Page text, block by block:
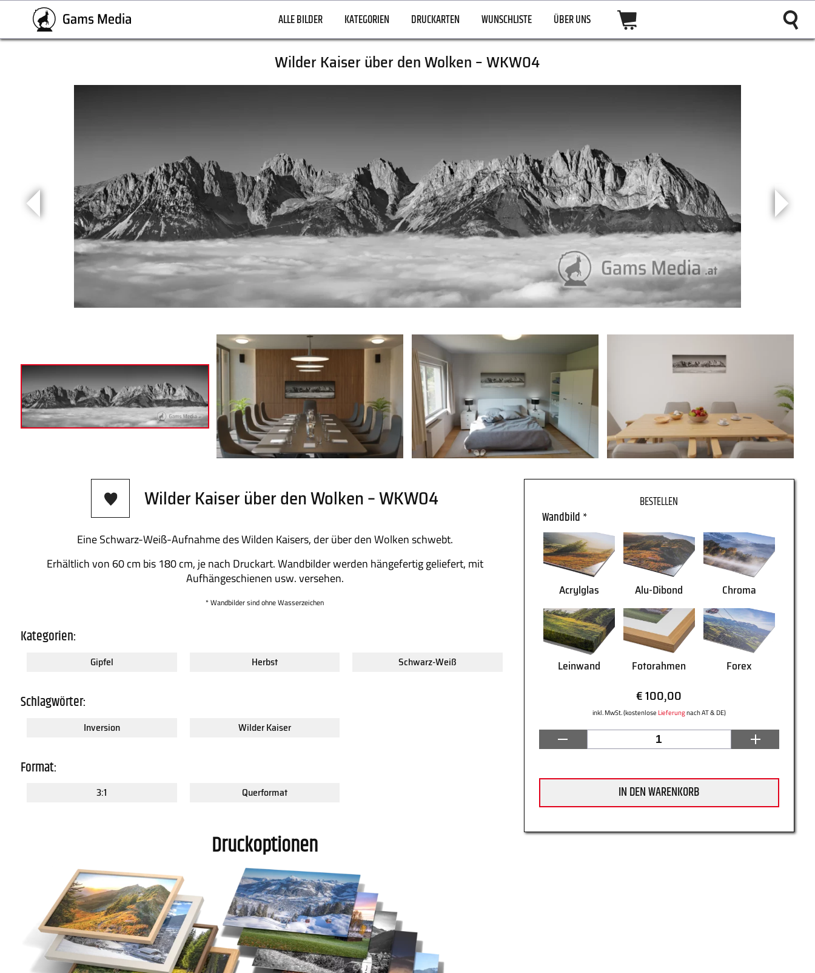
ALLE BILDER KATEGORIEN DRUCKARTEN WUNSCHLISTE ÜBER UNS
Wilder Kaiser über den Wolken – WKW04
Wandbild *
Acrylglas Alu-Dibond Chroma
Leinwand Fotorahmen Forex
€ 100,00
inkl. MwSt. (kostenlose Lieferungnach AT & DE)
IN DEN WARENKORB
Wilder Kaiser über den Wolken – WKW04
Eine Schwarz-Weiß-Aufnahme des Wilden Kaisers, der über den Wolken schwebt.
Erhältlich von 60 cm bis 180 cm, je nach Druckart. Wandbilder werden hängefertig geliefert, mit
Aufhängeschienen usw. versehen.
* Wandbilder sind ohne Wasserzeichen
Kategorien:
Gipfel Herbst Schwarz-Weiß
Schlagwörter:
Inversion Wilder Kaiser
Format:
3:1 Querformat
Druckoptionen